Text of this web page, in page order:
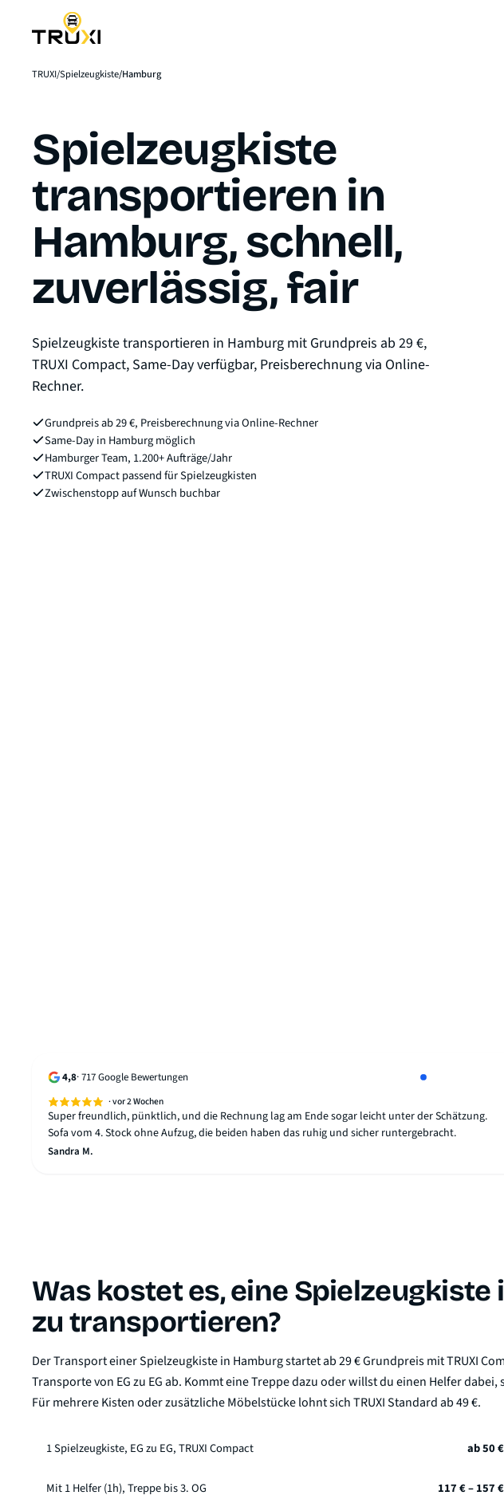
TRUXI Spielzeugkiste Hamburg
Spielzeugkiste
transportieren in
Hamburg, schnell,
zuverlässig, fair
Spielzeugkiste transportieren in Hamburg mit Grundpreis ab 29 €,
TRUXI Compact, Same-Day verfügbar, Preisberechnung via Online-
Rechner.
Grundpreis ab 29 €, Preisberechnung via Online-Rechner
Same-Day in Hamburg möglich
Hamburger Team, 1.200+ Aufträge/Jahr
TRUXI Compact passend für Spielzeugkisten
Zwischenstopp auf Wunsch buchbar
4,8·717Google Bewertungen
·vor 2 Wochen
Super freundlich, pünktlich, und die Rechnung lag am Ende sogar leicht unter der Schätzung.
Sofa vom 4. Stock ohne Aufzug, die beiden haben das ruhig und sicher runtergebracht.
Sandra M.
Was kostet es, eine Spielzeugkiste
zu transportieren?
Der Transport einer Spielzeugkiste in Hamburg startet ab 29 € Grundpreis mit TRUXI
Transporte von EG zu EG ab. Kommt eine Treppe dazu oder willst du einen Helfer
Für mehrere Kisten oder zusätzliche Möbelstücke lohnt sich TRUXI Standard ab 49 €.
1 Spielzeugkiste, EG zu EG, TRUXI Compact ab 50 €
Mit 1 Helfer (1h), Treppe bis 3. OG 117 € – 157 €